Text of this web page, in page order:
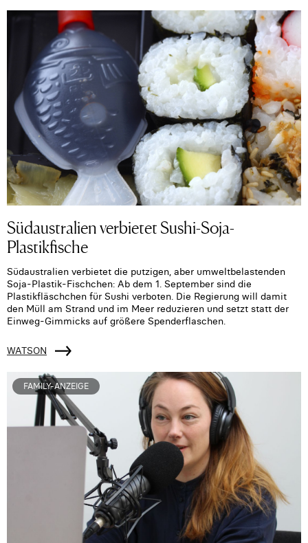
Südaustralien verbietet Sushi-Soja-
Plastikfische
Südaustralien verbietet die putzigen, aber umweltbelastenden
Soja-Plastik-Fischchen: Ab dem 1. September sind die
Plastikfläschchen für Sushi verboten. Die Regierung will damit
den Müll am Strand und im Meer reduzieren und setzt statt der
Einweg-Gimmicks auf größere Spenderflaschen.
WATSON
FAMILY-ANZEIGE